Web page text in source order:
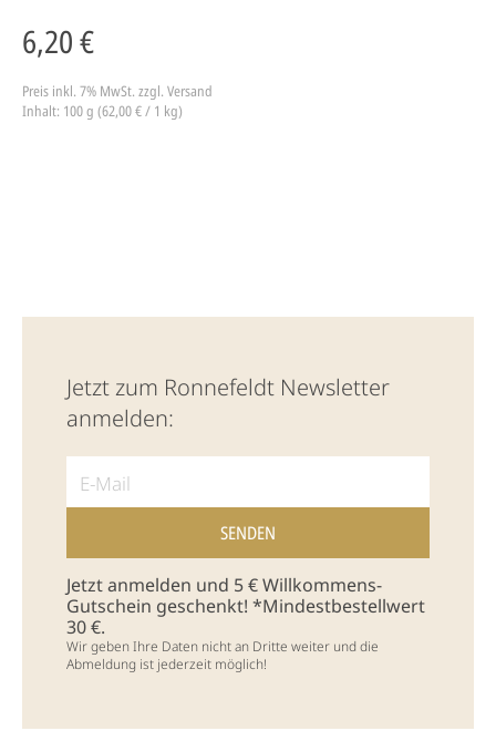
6,20 €
Preis inkl. 7% MwSt. zzgl. Versand
Inhalt: 100 g (62,00 € / 1 kg)
Jetzt zum Ronnefeldt Newsletter
anmelden:
Jetzt anmelden und 5 € Willkommens-
Gutschein geschenkt! *Mindestbestellwert
30 €.
Wir geben Ihre Daten nicht an Dritte weiter und die
Abmeldung ist jederzeit möglich!